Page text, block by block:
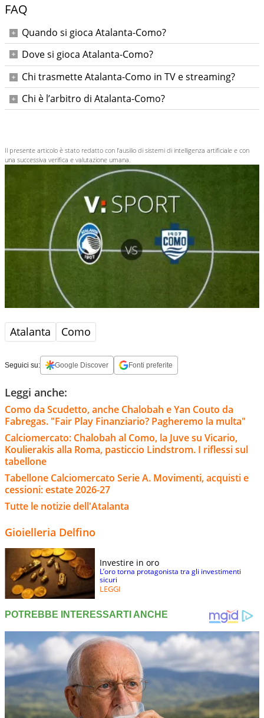
FAQ
Quando si gioca Atalanta-Como?
Sabato 4 ottobre 2025 alle ore 20:45.
Dove si gioca Atalanta-Como?
Alla New Balance Arena di Bergamo.
Chi trasmette Atalanta-Como in TV e streaming?
La partita è in diretta su DAZN e su Sky Sport Calcio.
Chi è l’arbitro di Atalanta-Como?
Il presente articolo è stato redatto con l’ausilio di sistemi di intelligenza artificiale e con
una successiva verifica e valutazione umana.
Atalanta Como
Seguici su: Google Discover Fonti preferite
Leggi anche:
Como da Scudetto, anche Chalobah e Yan Couto da
Fabregas. "Fair Play Finanziario? Pagheremo la multa"
Calciomercato: Chalobah al Como, la Juve su Vicario,
Koulierakis alla Roma, pasticcio Lindstrom. I riflessi sul
tabellone
Tabellone Calciomercato Serie A. Movimenti, acquisti e
cessioni: estate 2026-27
Tutte le notizie dell'Atalanta
Gioielleria Delfino
Investire in oro
L’oro torna protagonista tra gli investimenti
sicuri
LEGGI